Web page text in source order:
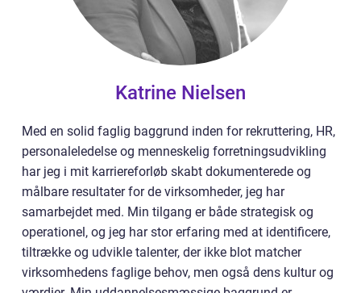
Katrine Nielsen
Med en solid faglig baggrund inden for rekruttering, HR,
personaleledelse og menneskelig forretningsudvikling
har jeg i mit karriereforløb skabt dokumenterede og
målbare resultater for de virksomheder, jeg har
samarbejdet med. Min tilgang er både strategisk og
operationel, og jeg har stor erfaring med at identificere,
tiltrække og udvikle talenter, der ikke blot matcher
virksomhedens faglige behov, men også dens kultur og